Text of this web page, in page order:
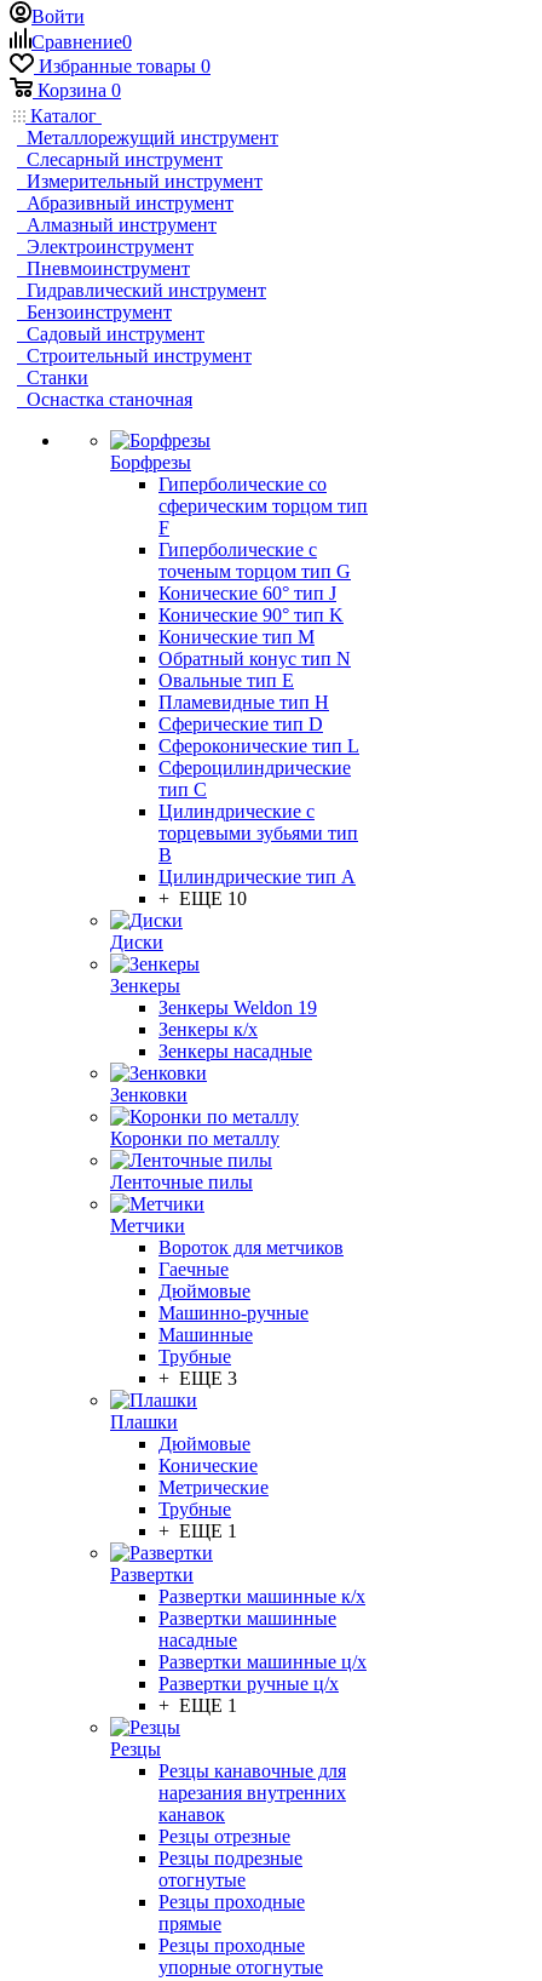
Войти
Сравнение0
Избранные товары 0
Корзина 0
Каталог
Металлорежущий инструмент
Слесарный инструмент
Измерительный инструмент
Абразивный инструмент
Алмазный инструмент
Электроинструмент
Пневмоинструмент
Гидравлический инструмент
Бензоинструмент
Садовый инструмент
Строительный инструмент
Станки
Оснастка станочная
Борфрезы
Гиперболические cо
сферическим торцом тип
F
Гиперболические с
точеным торцом тип G
Конические 60° тип J
Конические 90° тип K
Конические тип M
Обратный конус тип N
Овальные тип E
Пламевидные тип H
Сферические тип D
Сфероконические тип L
Сфероцилиндрические
тип C
Цилиндрические с
торцевыми зубьями тип
B
Цилиндрические тип А
+ ЕЩЕ 10
Диски
Зенкеры
Зенкеры Weldon 19
Зенкеры к/х
Зенкеры насадные
Зенковки
Коронки по металлу
Ленточные пилы
Метчики
Вороток для метчиков
Гаечные
Дюймовые
Машинно-ручные
Машинные
Трубные
+ ЕЩЕ 3
Плашки
Дюймовые
Конические
Метрические
Трубные
+ ЕЩЕ 1
Развертки
Развертки машинные к/х
Развертки машинные
насадные
Развертки машинные ц/х
Развертки ручные ц/х
+ ЕЩЕ 1
Резцы
Резцы канавочные для
нарезания внутренних
канавок
Резцы отрезные
Резцы подрезные
отогнутые
Резцы проходные
прямые
Резцы проходные
упорные отогнутые